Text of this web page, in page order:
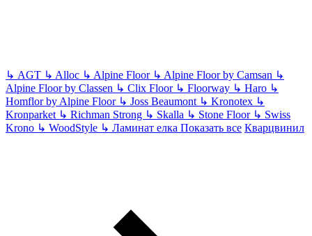
↳ AGT ↳ Alloc ↳ Alpine Floor ↳ Alpine Floor by Camsan ↳
Alpine Floor by Classen ↳ Clix Floor ↳ Floorway ↳ Haro ↳
Homflor by Alpine Floor ↳ Joss Beaumont ↳ Kronotex ↳
Kronparket ↳ Richman Strong ↳ Skalla ↳ Stone Floor ↳ Swiss
Krono ↳ WoodStyle ↳ Ламинат елка Показать все Кварцвинил